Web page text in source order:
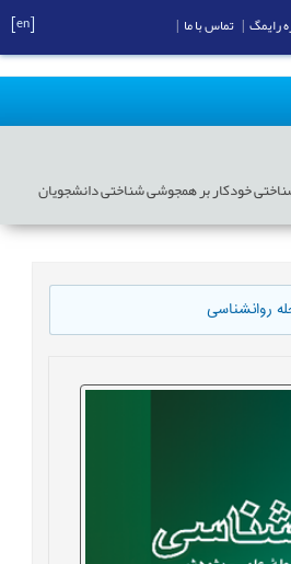
خودکار بر همجوشی شناختی دانشجویان
روانشناسی
رایمگ تماس با ما